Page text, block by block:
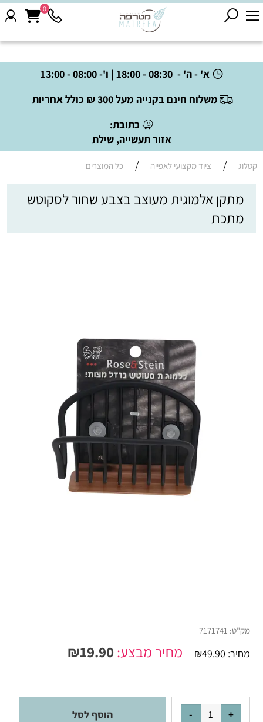
א' - ה' - 08:30 - 18:00 | ו'- 08:00 - 13:00
משלוח חינם בקנייה מעל 300 ₪ כולל אחריות
כתובת:
אזור תעשייה, שילת
0
קטלוג / ציוד מקצועי לאפייה / כל המוצרים
מתקן אלמוגית מעוצב בצבע שחור לסקוטש
מתכת
מק"ט: 7171741
מחיר: ₪49.90 מחיר מבצע: ₪19.90
הוסף לסל